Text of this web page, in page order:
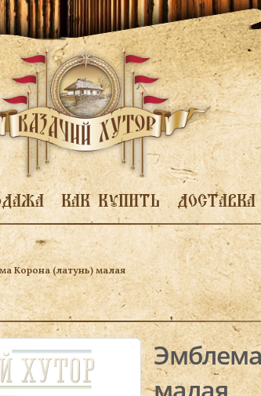
КАК КУПИТЬ ДОСТАВКА
Корона (латунь) малая